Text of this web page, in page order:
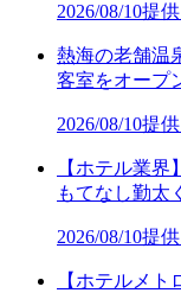
2026/08/10提
熱海の老舗温
客室をオープ
2026/08/10提
【ホテル業
もてなし勤太
2026/08/10提
【ホテルメト